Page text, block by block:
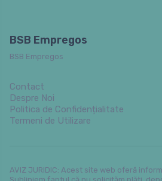
BSB Empregos
BSB Empregos
Contact
Despre Noi
Politica de Confidențialitate
Termeni de Utilizare
AVIZ JURIDIC: Acest site web oferă